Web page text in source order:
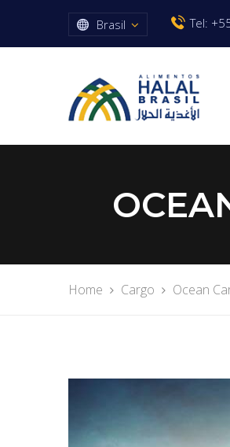
Brasil
Líbano e
Tel:
Home Cargo Ocean